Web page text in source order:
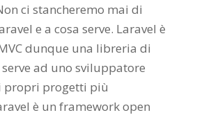
ci stancheremo mai di
e a cosa serve. Laravel è
dunque una libreria di
serve ad uno sviluppatore
propri progetti più
è un framework open